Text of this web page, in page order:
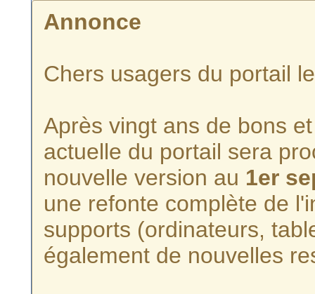
Annonce
Chers usagers du portail
Après vingt ans de bons
actuelle du portail sera
nouvelle version au 1er
une refonte complète de
supports (ordinateurs,
également de nouvelles